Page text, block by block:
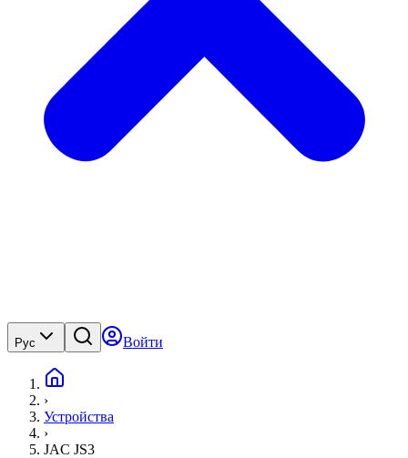
Рус Войти
›
Устройства
›
JAC JS3